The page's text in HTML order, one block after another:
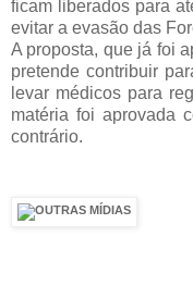
ficam liberados para
evitar a evasão das
A proposta, que já foi
pretende contribuir
levar médicos para
matéria foi aprovada
contrário.